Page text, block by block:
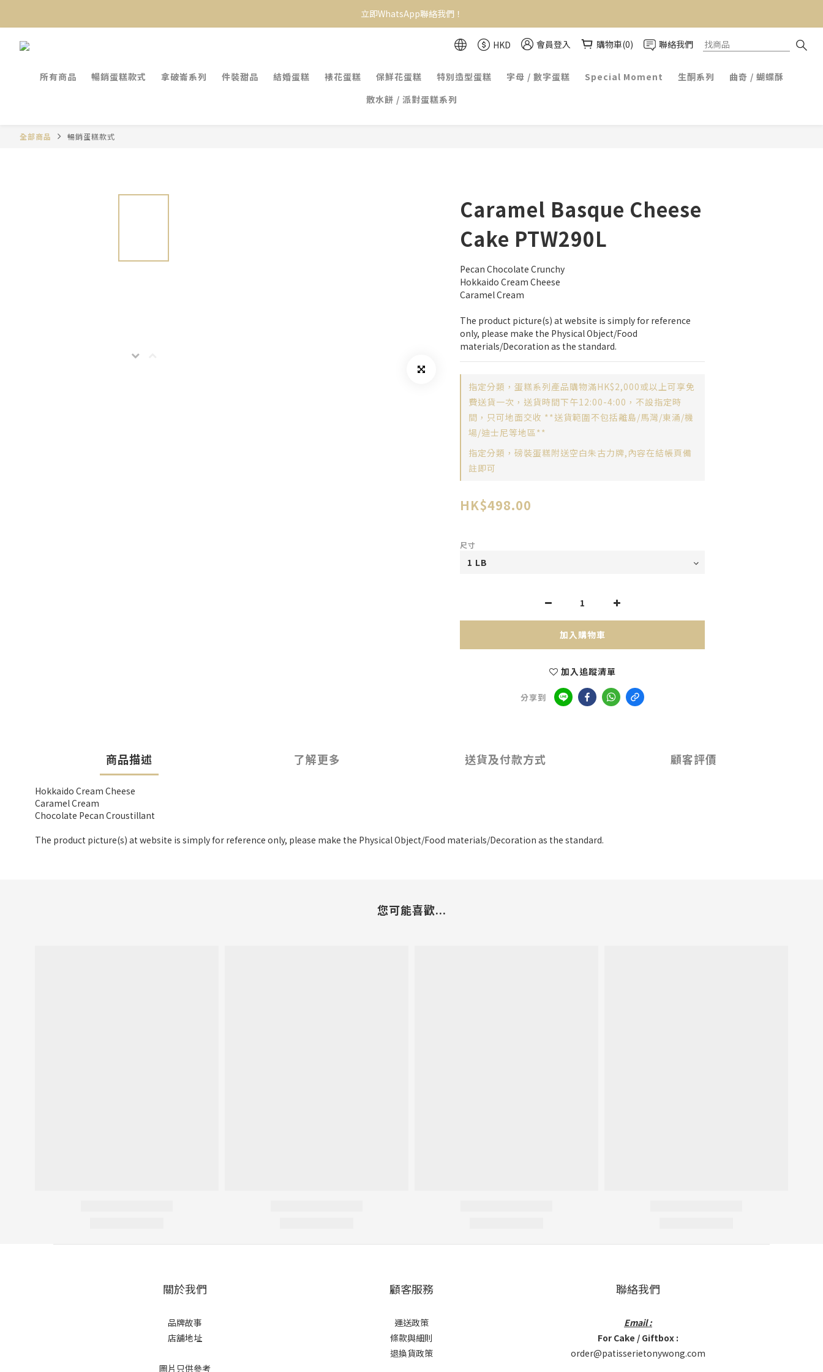
立即WhatsApp聯絡我們！
HKD 會員登入 購物車(0) 聯絡我們
所有商品 暢銷蛋糕款式 拿破崙系列 件裝甜品 結婚蛋糕 裱花蛋糕 保鮮花蛋糕 特別造型蛋糕 字母 / 數字蛋糕 Special Moment 生酮系列
曲奇 / 蝴蝶酥
散水餅 / 派對蛋糕系列
全部商品 暢銷蛋糕款式
Caramel Basque Cheese
Cake PTW290L
Pecan Chocolate Crunchy
Hokkaido Cream Cheese
Caramel Cream
The product picture(s) at website is simply for reference
only, please make the Physical Object/Food
materials/Decoration as the standard.
指定分類，蛋糕系列產品購物滿HK$2,000或以上可享免
費送貨一次，送貨時間下午12:00-4:00，不設指定時
間，只可地面交收 **送貨範圍不包括離島/馬灣/東涌/機
場/迪士尼等地區**
指定分類，磅裝蛋糕附送空白朱古力牌,內容在結帳頁備
註即可
HK$498.00
尺寸
加入購物車
加入追蹤清單
分享到
商品描述 了解更多 送貨及付款方式 顧客評價
Hokkaido Cream Cheese
Caramel Cream
Chocolate Pecan Croustillant
The product picture(s) at website is simply for reference only, please make the Physical Object/Food materials/Decoration as the standard.
您可能喜歡...
關於我們
品牌故事
店舖地址
圖片只供參考
顧客服務
運送政策
條款與細則
退換貨政策
聯絡我們
Email :
For Cake / Giftbox :
order@patisserietonywong.com